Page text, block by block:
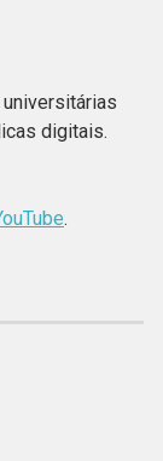
digitais.
.